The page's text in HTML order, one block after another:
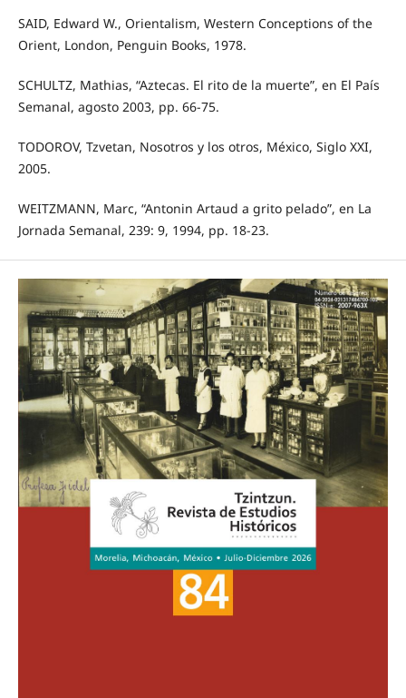
SAID, Edward W., Orientalism, Western Conceptions of the
Orient, London, Penguin Books, 1978.
SCHULTZ, Mathias, “Aztecas. El rito de la muerte”, en El País
Semanal, agosto 2003, pp. 66-75.
TODOROV, Tzvetan, Nosotros y los otros, México, Siglo XXI,
2005.
WEITZMANN, Marc, “Antonin Artaud a grito pelado”, en La
Jornada Semanal, 239: 9, 1994, pp. 18-23.